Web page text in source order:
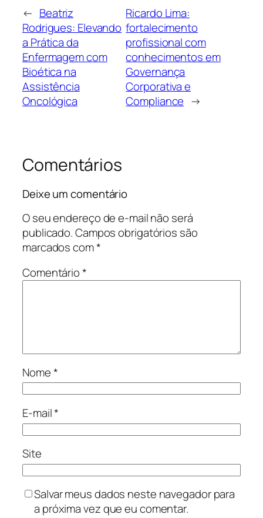
← Beatriz
Rodrigues: Elevando
a Prática da
Enfermagem com
Bioética na
Assistência
Oncológica
Ricardo Lima:
fortalecimento
profissional com
conhecimentos em
Governança
Corporativa e
Compliance →
Comentários
Deixe um comentário
O seu endereço de e-mail não será
publicado.Campos obrigatórios são
marcados com*
Comentário*
Nome*
E-mail*
Site
Salvar meus dados neste navegador para
a próxima vez que eu comentar.